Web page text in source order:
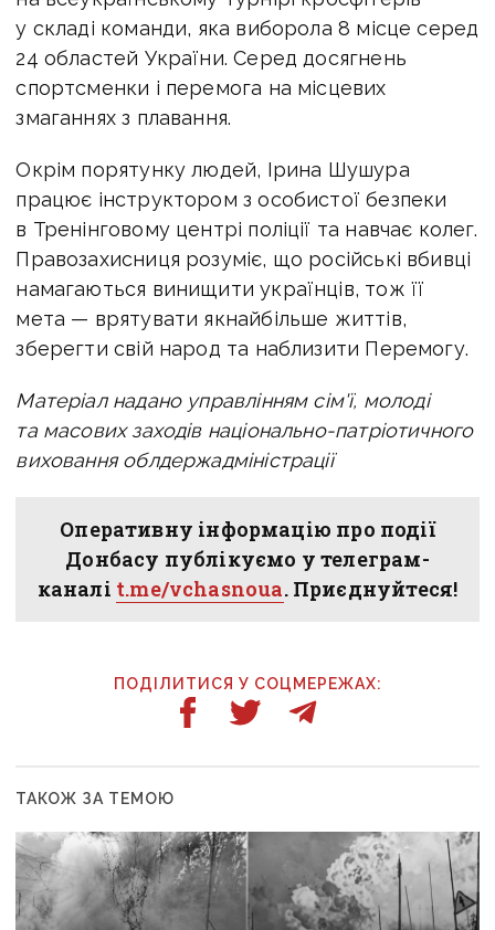
у складі команди, яка виборола 8 місце серед
24 областей України. Серед досягнень
спортсменки і перемога на місцевих
змаганнях з плавання.
Окрім порятунку людей, Ірина Шушура
працює інструктором з особистої безпеки
в Тренінговому центрі поліції та навчає колег.
Правозахисниця розуміє, що російські вбивці
намагаються винищити українців, тож її
мета — врятувати якнайбільше життів,
зберегти свій народ та наблизити Перемогу.
Матеріал надано управлінням сім'ї, молоді
та масових заходів національно-патріотичного
виховання облдержадміністрації
Оперативну інформацію про події
Донбасу публікуємо у телеграм-
каналі t.me/vchasnoua. Приєднуйтеся!
ПОДІЛИТИСЯ У СОЦМЕРЕЖАХ:
ТАКОЖ ЗА ТЕМОЮ